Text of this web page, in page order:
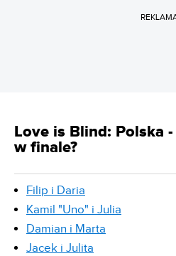
Love is Blind: Polska
w finale?
Filip i Daria
Kamil "Uno" i Julia
Damian i Marta
Jacek i Julita